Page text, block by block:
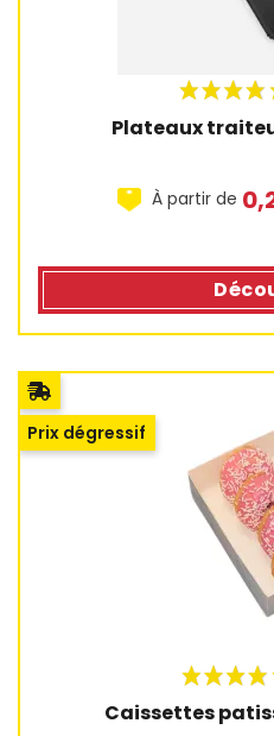
Plateaux
À partir de
Caissettes
Prix dégressif